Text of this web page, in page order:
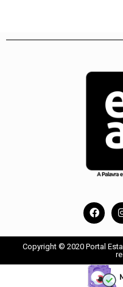
Copyright © 2020 Portal